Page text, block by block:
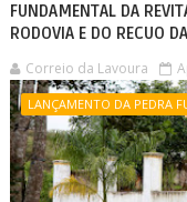
FUNDAMENTAL DA
RODOVIA E DO RECUO
Correio da Lavoura
LANÇAMENTO DA PEDRA